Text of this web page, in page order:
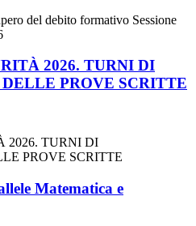
del debito formativo Sessione
2026. TURNI DI
PROVE SCRITTE
2026. TURNI DI
PROVE SCRITTE
Matematica e